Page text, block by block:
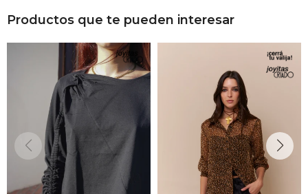
Productos que te pueden interesar